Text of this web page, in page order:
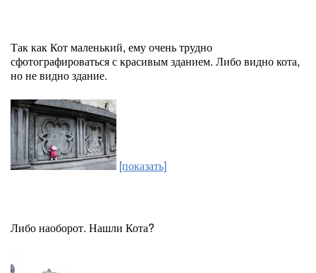
Так как Кот маленький, ему очень трудно
сфотографироваться с красивым зданием. Либо видно кота,
но не видно здание.
[показать]
Либо наоборот. Нашли Кота?